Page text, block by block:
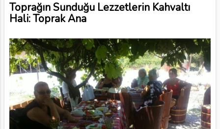
Toprağın Sunduğu Lezzetlerin Kahvaltı
Hali: Toprak Ana